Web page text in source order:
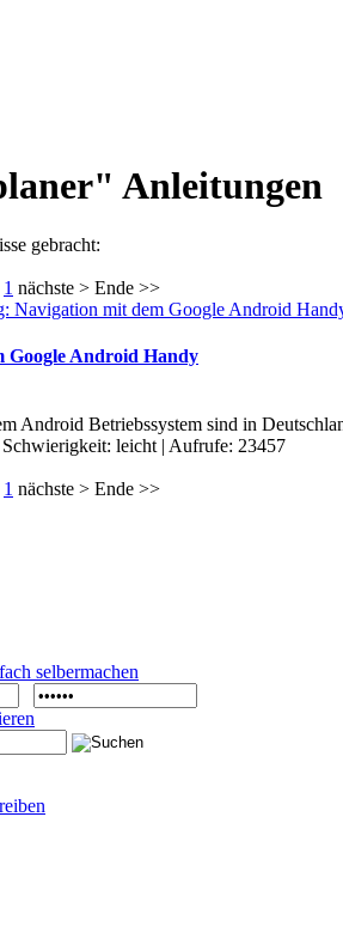
Anleitungen
gebracht:
1 nächste > Ende >>
Google Android Handy
Android Betriebssystem sind in
Schwierigkeit: leicht | Aufrufe: 23457
1 nächste > Ende >>